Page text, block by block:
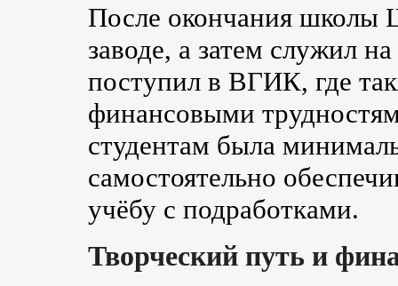
После окончания школы
заводе, а затем служил
поступил в ВГИК, где
финансовыми
студентам была
самостоятельно
учёбу с подработками.
Творческий путь и